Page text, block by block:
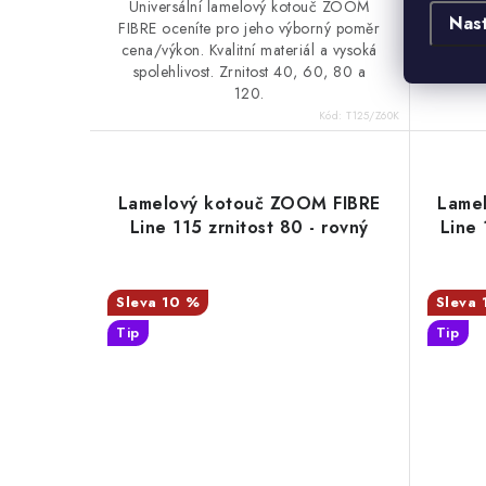
Universální lamelový kotouč ZOOM
FIBRE oceníte pro jeho výborný poměr
cena/výkon. Kvalitní materiál a vysoká
spolehlivost. Zrnitost 40, 60, 80 a
120.
Kód: T125/Z60K
Lamelový kotouč ZOOM FIBRE
Line 115 zrnitost 80 - rovný
10 %
Tip
Line
Tip